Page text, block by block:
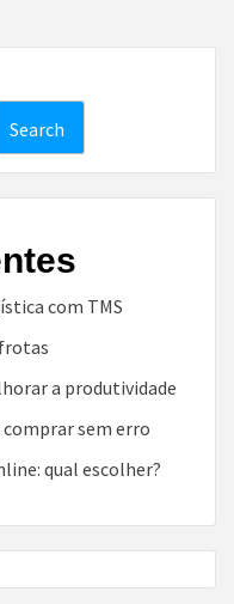
Search
com TMS
a produtividade
comprar sem erro
qual escolher?